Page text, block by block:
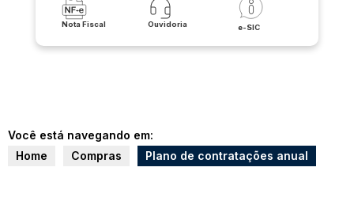
Nota Fiscal Ouvidoria e-SIC
Você está navegando em:
Home
Compras Plano de contratações anual